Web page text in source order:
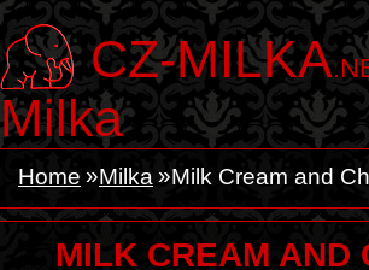
CZ-MILKA
Milka
Home Milka Milk Cream and
MILK CREAM AND